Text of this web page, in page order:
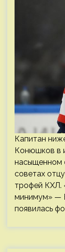
Капитан
Конюшков в
насыщенном
советах
трофей КХЛ.
минимум» —
появилась